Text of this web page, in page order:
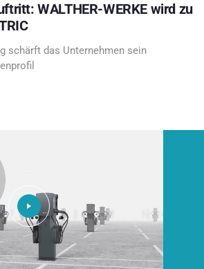
WALTHER-WERKE wird zu
schärft das Unternehmen sein